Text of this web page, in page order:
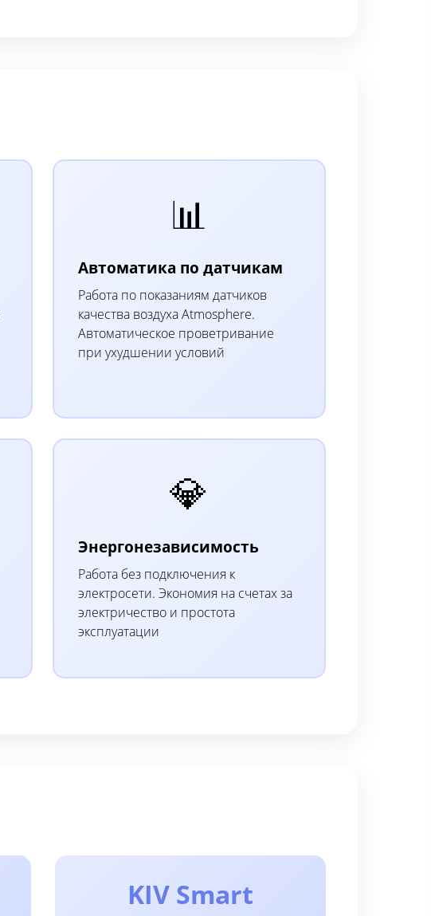
📊
Автоматика по датчикам
Работа по показаниям датчиков
качества воздуха Atmosphere.
Автоматическое проветривание
при ухудшении условий
💎
Энергонезависимость
Работа без подключения к
электросети. Экономия на счетах за
электричество и простота
эксплуатации
KIV Smart